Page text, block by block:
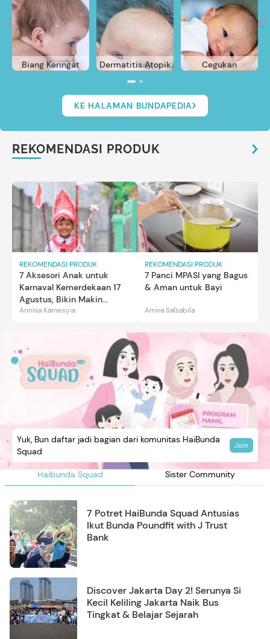
Biang Keringat Dermatitis Atopik Cegukan
KE HALAMAN BUNDAPEDIA
REKOMENDASI PRODUK
REKOMENDASI PRODUK
7 Aksesori Anak untuk
Karnaval Kemerdekaan 17
Agustus, Bikin Makin
Gemas
Annisa Karnesyia
REKOMENDASI PRODUK
7 Panci MPASI yang Bagus
& Aman untuk Bayi
Amira Salsabila
Haibunda Squad Sister Community
Yuk, Bun daftar jadi bagian dari komunitas HaiBunda
Squad
Join
7 Potret HaiBunda Squad Antusias
Ikut Bunda Poundfit with J Trust
Bank
Discover Jakarta Day 2! Serunya Si
Kecil Keliling Jakarta Naik Bus
Tingkat & Belajar Sejarah